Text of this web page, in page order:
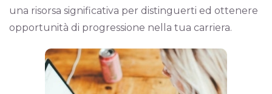
una risorsa significativa per distinguerti ed ottenere
opportunità di progressione nella tua carriera.